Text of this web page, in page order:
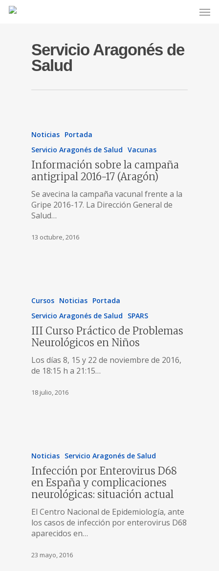
Servicio Aragonés de
Salud
Noticias Portada
Servicio Aragonés de Salud Vacunas
Información sobre la campaña
antigripal 2016-17 (Aragón)
Se avecina la campaña vacunal frente a la
Gripe 2016-17. La Dirección General de
Salud…
13 octubre, 2016
Cursos Noticias Portada
Servicio Aragonés de Salud
SPARS
III Curso Práctico de Problemas
Neurológicos en Niños
Los días 8, 15 y 22 de noviembre de 2016,
de 18:15 h a 21:15…
18 julio, 2016
Noticias Servicio Aragonés de Salud
Infección por Enterovirus D68
en España y complicaciones
neurológicas: situación actual
El Centro Nacional de Epidemiología, ante
los casos de infección por enterovirus D68
aparecidos en…
23 mayo, 2016